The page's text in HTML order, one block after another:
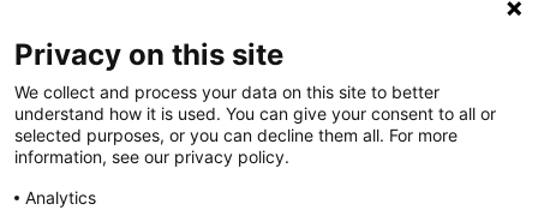
Lectoren en onderzoekers
Bedrijven
Hogescholen
Privacy on this site
We collect and process your data on this site to better
understand how it is used. You can give your consent to all or
selected purposes, or you can decline them all. For more
information, see our privacy policy.
Analytics